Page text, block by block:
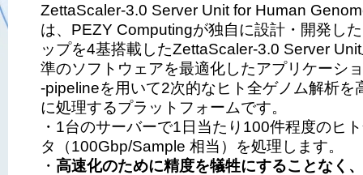
ZettaScaler-3.0 Server Unit for Human
は、PEZY Computingが独自に設計・開発し
ップを4基搭載したZettaScaler-3.0 Server
準のソフトウェアを最適化したアプリケーシ
-pipelineを用いて2次的なヒト全ゲノム解析を
に処理するプラットフォームです。
・1台のサーバーで1日当たり100件程度のヒ
タ（100Gbp/Sample 相当）を処理します。
・ 高速化のために精度を犠牲にすることなく